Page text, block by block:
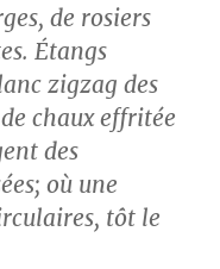
de rosiers
Étangs
zigzag des
chaux effritée
des
où une
tôt le